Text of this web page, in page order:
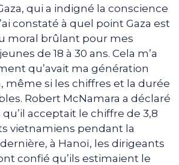
qui a indigné la conscience
constaté à quel point Gaza est
moral brûlant pour mes
de 18 à 30 ans. Cela m’a
qu’avait ma génération
même si les chiffres et la durée
Robert McNamara a déclaré
acceptait le chiffre de 3,8
vietnamiens pendant la
à Hanoï, les dirigeants
confié qu’ils estimaient le